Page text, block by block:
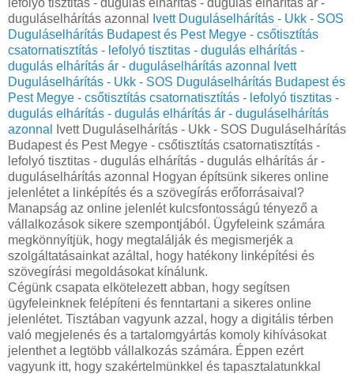
duguláselhárítás azonnal
Ivett Duguláselhárítás - Ukk - SOS
Duguláselhárítás Budapest és Pest Megye - csőtisztítás
csatornatisztítás - lefolyó tisztitas - dugulás elhárítás -
dugulás elhárítás ár - duguláselhárítás azonnal
Ivett
Duguláselhárítás - Ukk - SOS Duguláselhárítás Budapest és
Pest Megye - csőtisztítás csatornatisztítás - lefolyó tisztitas -
dugulás elhárítás - dugulás elhárítás ár - duguláselhárítás
azonnal
Ivett Duguláselhárítás - Ukk - SOS Duguláselhárítás
Budapest és Pest Megye - csőtisztítás csatornatisztítás -
lefolyó tisztitas - dugulás elhárítás - dugulás elhárítás ár -
duguláselhárítás azonnal Hogyan építsünk sikeres online
jelenlétet a linképítés és a szövegírás erőforrásaival?
Manapság az online jelenlét kulcsfontosságú tényező a
vállalkozások sikere szempontjából. Ügyfeleink számára
megkönnyítjük, hogy megtalálják és megismerjék a
szolgáltatásainkat azáltal, hogy hatékony linképítési és
szövegírási megoldásokat kínálunk.
Cégünk csapata elkötelezett abban, hogy segítsen
ügyfeleinknek felépíteni és fenntartani a sikeres online
jelenlétet. Tisztában vagyunk azzal, hogy a digitális térben
való megjelenés és a tartalomgyártás komoly kihívásokat
jelenthet a legtöbb vállalkozás számára. Éppen ezért
vagyunk itt, hogy szakértelmünkkel és tapasztalatunkkal